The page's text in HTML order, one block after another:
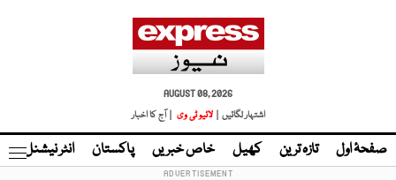
AUGUST 08, 2026
اشتہار لگائیں |
لائیو ٹی وی | آج کا اخبار
صفحۂ اول تازہ ترین کھیل خاص خبریں پاکستان انٹر نیشنل